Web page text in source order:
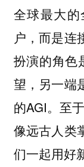
全球最大
户，而是连
扮演的角色
望，另一端
的AGI。至
像远古人类
们一起用好